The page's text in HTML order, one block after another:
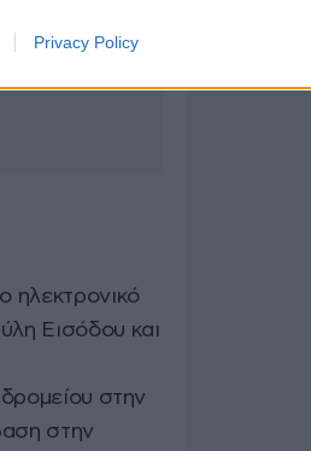
Privacy Policy
ηλεκτρονικό
Εισόδου και
στην
στην